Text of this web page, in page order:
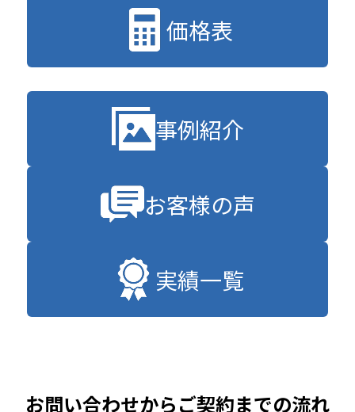
価格表
事例紹介
お客様の声
実績一覧
お問い合わせからご契約までの流れ